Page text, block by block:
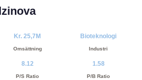
Kr. 25,7M
Omsättning
Bioteknologi
Industri
8.12
P/S Ratio
1.58
P/B Ratio